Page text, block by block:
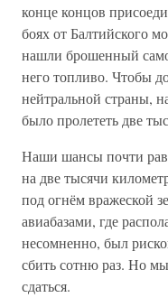
конце концов
боях от Балтийского
нашли брошенный
него топливо. Чтобы
нейтральной страны,
было пролететь две
Наши шансы почти
на две тысячи
под огнём вражеской
авиабазами, где
несомненно, был
сбить сотню раз. Но
сдаться.